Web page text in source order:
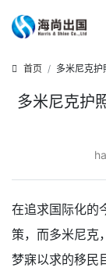
首页 多米尼克
多米尼克护
在追求国际化的
策，而多米尼克
梦寐以求的移民